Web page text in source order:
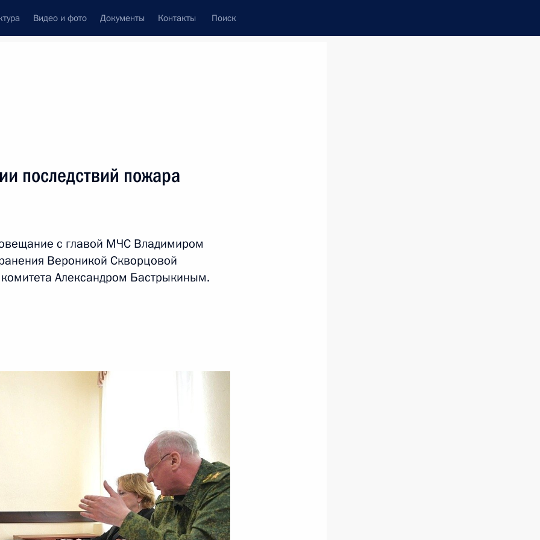
Видео и фото Документы Контакты Поиск
Николаем Токаревым
Ново-Огарёво
Безопасности 5
последствий пожара
с главой МЧС Владимиром
Вероникой Скворцовой
Александром Бастрыкиным.